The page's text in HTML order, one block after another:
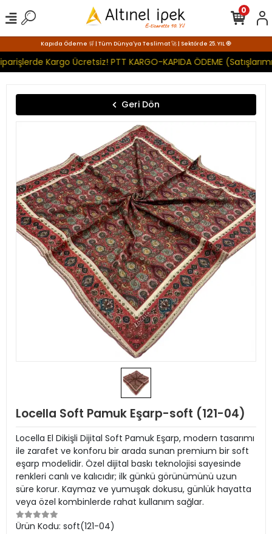
Kapıda Ödeme 🛒 | Tüm Dünya'ya Teslimat 🚀 | Sektörde 25. YIL 🧿
Kargo Ücretsiz! PTT KARGO-KAPIDA ÖDEME
0
Geri Dön
Locella Soft Pamuk Eşarp-soft (121-04)
Locella El Dikişli Dijital Soft Pamuk Eşarp, modern tasarımı
ile zarafet ve konforu bir arada sunan premium bir soft
eşarp modelidir. Özel dijital baskı teknolojisi sayesinde
renkleri canlı ve kalıcıdır; ilk günkü görünümünü uzun
süre korur. Kaymaz ve yumuşak dokusu, günlük hayatta
veya özel kombinlerde rahat kullanım sağlar.
Ürün Kodu: soft(121-04)